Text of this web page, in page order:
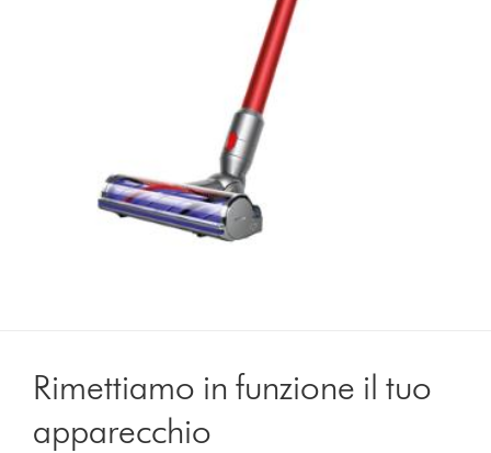
Rimettiamo in funzione il tuo
apparecchio